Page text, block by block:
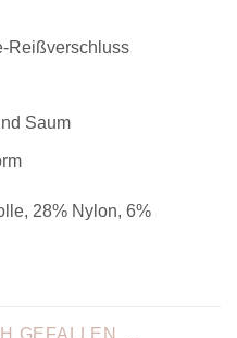
Reißverschluss
Saum
28% Nylon, 6%